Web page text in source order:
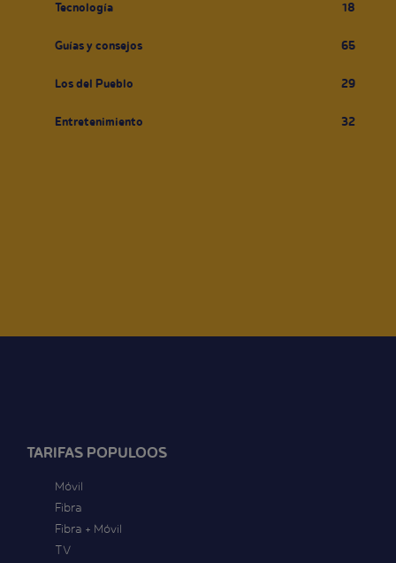
Tecnología 18
Guías y consejos 65
Los del Pueblo 29
Entretenimiento 32
TARIFAS POPULOOS
Móvil
Fibra
Fibra + Móvil
TV